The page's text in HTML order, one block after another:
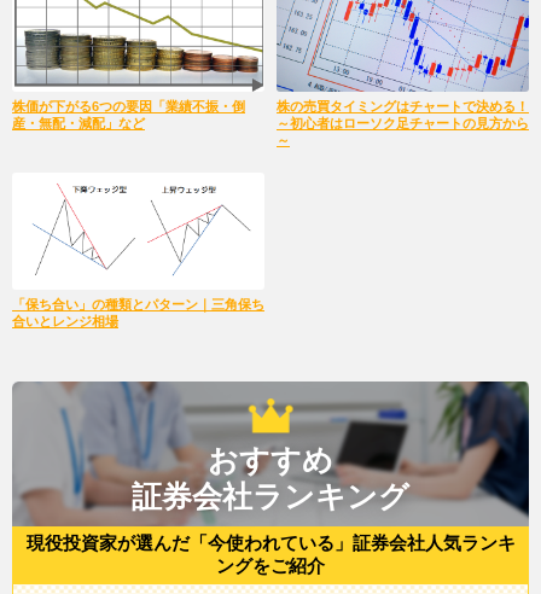
株価が下がる6つの要因「業績不振・倒
産・無配・減配」など
株の売買タイミングはチャートで決める！
～初心者はローソク足チャートの見方から
～
「保ち合い」の種類とパターン｜三角保ち
合いとレンジ相場
おすすめ
証券会社ランキング
現役投資家が選んだ「今使われている」証券会社人気ランキ
ングをご紹介